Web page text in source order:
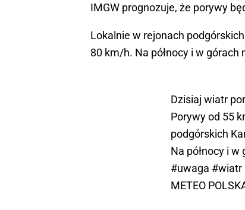
IMGW prognozuje, że porywy
Lokalnie w rejonach
80 km/h. Na północy i w
Dzisiaj wiatr
Porywy od 55
podgórskich
Na północy i
#uwaga #wiatr
METEO